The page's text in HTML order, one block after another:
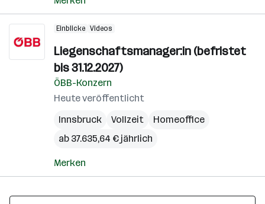
Einblicke Videos
Liegenschaftsmanager:in (befristet
bis 31.12.2027)
ÖBB-Konzern
Heute veröffentlicht
Innsbruck
Vollzeit
Homeoffice
ab 37.635,64 € jährlich
Merken